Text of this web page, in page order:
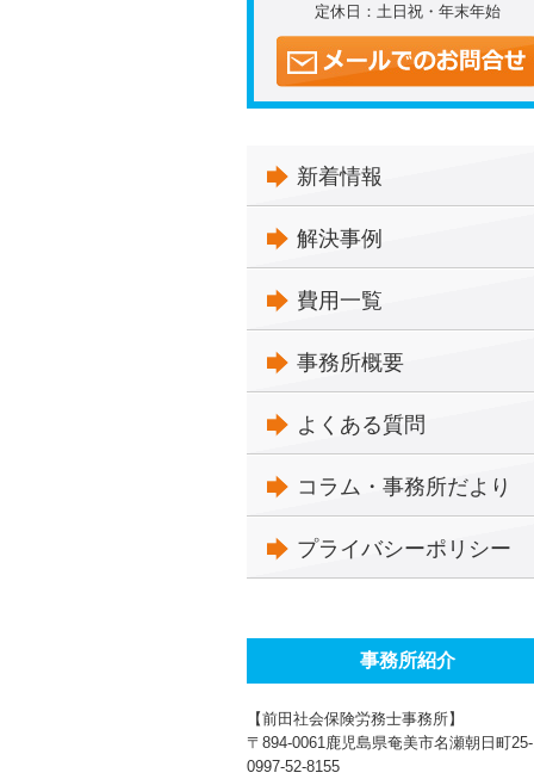
定休日：土日祝・年末年始
新着情報
解決事例
費用一覧
事務所概要
よくある質問
コラム・事務所だより
プライバシーポリシー
事務所紹介
【前田社会保険労務士事務所】
〒894-0061鹿児島県奄美市名瀬朝日町
0997-52-8155